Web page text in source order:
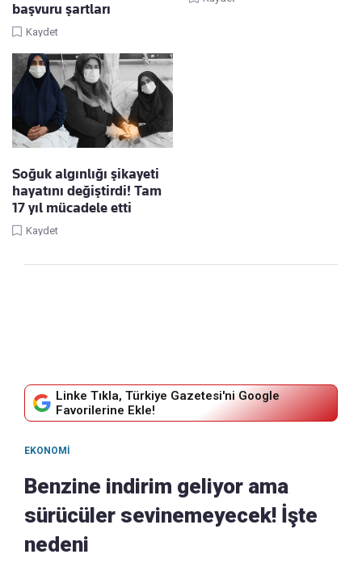
başvuru şartları
Kaydet
Soğuk algınlığı şikayeti
hayatını değiştirdi! Tam
17 yıl mücadele etti
Kaydet
Linke Tıkla, Türkiye Gazetesi'ni Google
Favorilerine Ekle!
EKONOMI
Benzine indirim geliyor ama
sürücüler sevinemeyecek! İşte
nedeni